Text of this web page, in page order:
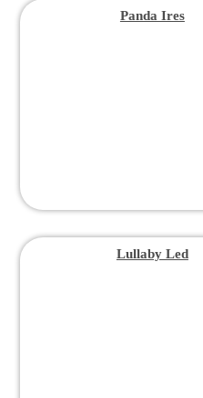
Panda Ires
Lullaby Led